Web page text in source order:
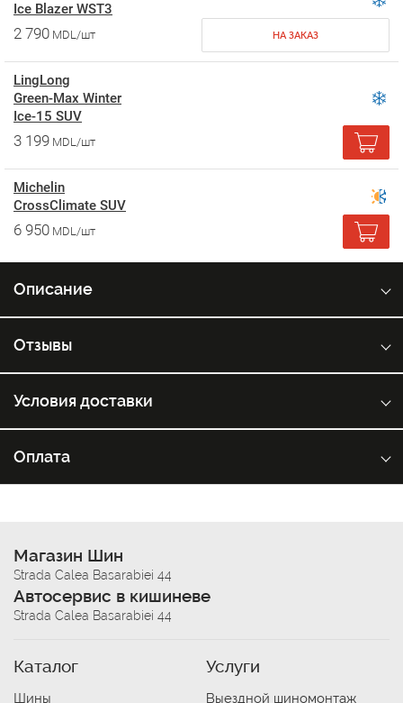
Ice Blazer WST3
2 790 MDL/шт НА ЗАКАЗ
LingLong
Green-Max Winter
Ice-15 SUV
3 199 MDL/шт
Michelin
CrossClimate SUV
6 950 MDL/шт
Описание
Отзывы
Условия доставки
Оплата
Магазин Шин
Strada Calea Basarabiei 44
Автосервис в кишиневе
Strada Calea Basarabiei 44
Каталог
Шины
Услуги
Выездной шиномонтаж